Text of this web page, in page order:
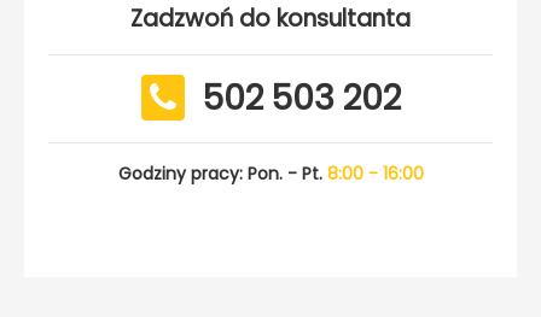
Zadzwoń do konsultanta
502 503 202
Godziny pracy: Pon. - Pt. 8:00 - 16:00